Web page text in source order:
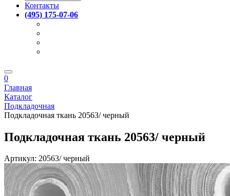
Контакты
(495) 175-07-06
0
Главная
Каталог
Подкладочная
Подкладочная ткань 20563/ черный
Подкладочная ткань 20563/ черный
Артикул: 20563/ черный